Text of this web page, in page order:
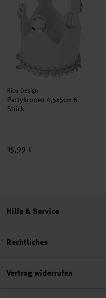
Hersteller:
Rico Design
Partykronen 4,5x5cm 6
Stück
15,99 €
Hilfe & Service
Rechtliches
Vertrag widerrufen